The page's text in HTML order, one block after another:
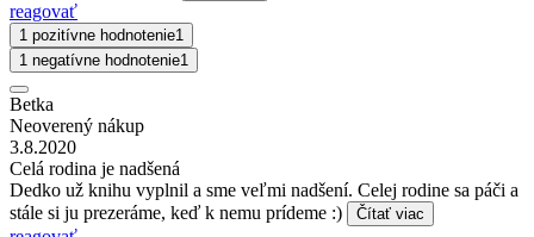
reagovať
1 pozitívne hodnotenie1
1 negatívne hodnotenie1
Betka
Neoverený nákup
3.8.2020
Celá rodina je nadšená
Dedko už knihu vyplnil a sme veľmi nadšení. Celej rodine sa páči a
stále si ju prezeráme, keď k nemu prídeme :)
Čítať viac